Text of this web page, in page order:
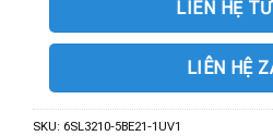
LIÊN HỆ
LIÊN HỆ
SKU: 6SL3210-5BE21-1UV1